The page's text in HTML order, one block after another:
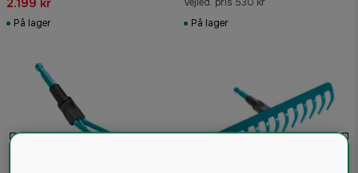
2.199 kr
På lager
Vejled. pris 530 kr
På lager